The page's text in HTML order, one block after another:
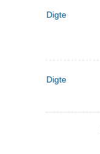
Digte
Digte